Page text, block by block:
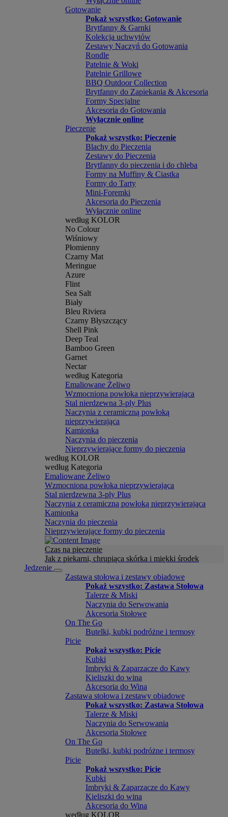
Gotowanie
Pokaż wszystko: Gotowanie
Brytfanny & Garnki
Kolekcja uchwytów
Zestawy Naczyń do Gotowania
Rondle
Patelnie & Woki
Patelnie Grillowe
BBQ Outdoor Collection
Brytfanny do Zapiekania & Akcesoria
Formy Specjalne
Akcesoria do Gotowania
Wyłącznie online
Pieczenie
Pokaż wszystko: Pieczenie
Blachy do Pieczenia
Zestawy do Pieczenia
Brytfanny do pieczenia i do chleba
Formy na Muffiny & Ciastka
Formy do Tarty
Mini-Foremki
Akcesoria do Pieczenia
Wyłącznie online
według KOLOR
No Colour
Wiśniowy
Płomienny
Czarny Mat
Meringue
Azure
Flint
Sea Salt
Biały
Bleu Riviera
Czarny Błyszczący
Shell Pink
Deep Teal
Bamboo Green
Garnet
Nectar
według Kategoria
Emaliowane Żeliwo
Wzmocniona powłoka nieprzywierająca
Stal nierdzewna 3-ply Plus
Naczynia z ceramiczną powłoką
nieprzywierająca
Kamionka
Naczynia do pieczenia
Nieprzywierające formy do pieczenia
według KOLOR
według Kategoria
Emaliowane Żeliwo
Wzmocniona powłoka nieprzywierająca
Stal nierdzewna 3-ply Plus
Naczynia z ceramiczną powłoką nieprzywierająca
Kamionka
Naczynia do pieczenia
Nieprzywierające formy do pieczenia
Czas na pieczenie
Jak z piekarni, chrupiąca skórka i miękki środek
Jedzenie
Zastawa stołowa i zestawy obiadowe
Pokaż wszystko: Zastawa Stołowa
Talerze & Miski
Naczynia do Serwowania
Akcesoria Stołowe
On The Go
Butelki, kubki podróżne i termosy
Picie
Pokaż wszystko: Picie
Kubki
Imbryki & Zaparzacze do Kawy
Kieliszki do wina
Akcesoria do Wina
Zastawa stołowa i zestawy obiadowe
Pokaż wszystko: Zastawa Stołowa
Talerze & Miski
Naczynia do Serwowania
Akcesoria Stołowe
On The Go
Butelki, kubki podróżne i termosy
Picie
Pokaż wszystko: Picie
Kubki
Imbryki & Zaparzacze do Kawy
Kieliszki do wina
Akcesoria do Wina
według KOLOR